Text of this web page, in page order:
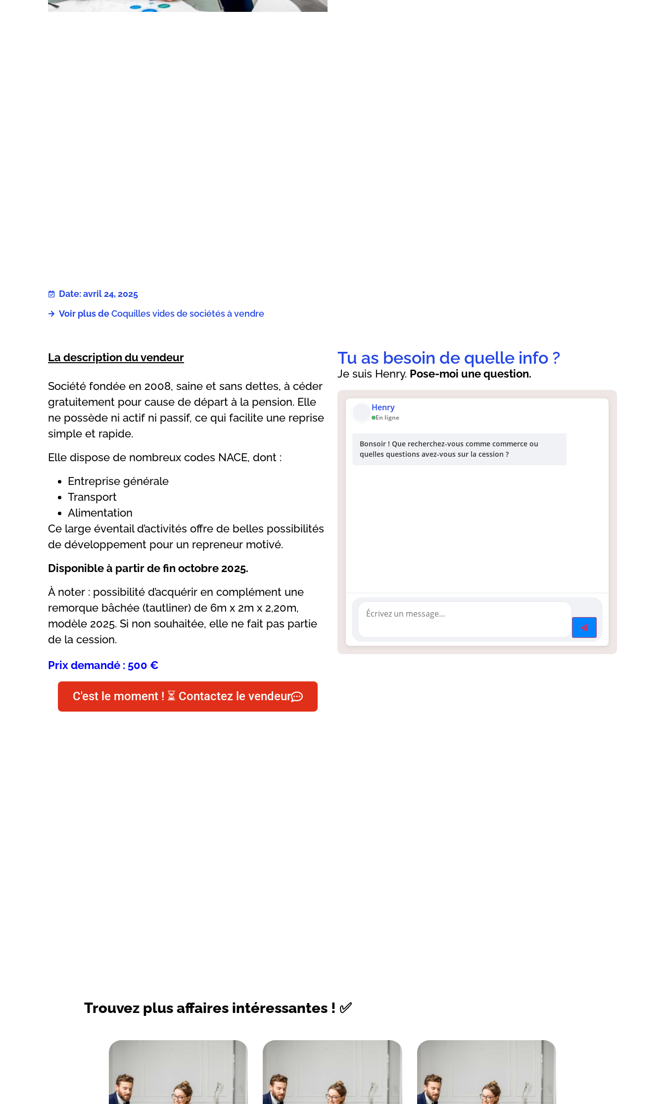
Date: avril 24, 2025
Voir plus deCoquilles vides de sociétés à vendre
La description du vendeur
Société fondée en 2008, saine et sans dettes, à céder
gratuitement pour cause de départ à la pension. Elle
ne possède ni actif ni passif, ce qui facilite une reprise
simple et rapide.
Elle dispose de nombreux codes NACE, dont :
Entreprise générale
Transport
Alimentation
Ce large éventail d’activités offre de belles possibilités
de développement pour un repreneur motivé.
Disponible à partir de fin octobre 2025.
À noter : possibilité d’acquérir en complément une
remorque bâchée (tautliner) de 6m x 2m x 2,20m,
modèle 2025. Si non souhaitée, elle ne fait pas partie
de la cession.
Prix demandé : 500 €
C'est le moment ! ⏳ Contactez le vendeur
Henry
En ligne
Bonsoir ! Que recherchez-vous comme commerce ou
quelles questions avez-vous sur la cession ?
Je suis Henry. Pose-moi une question.
Tu as besoin de quelle info ?
Trouvez plus affaires intéressantes ! ✅